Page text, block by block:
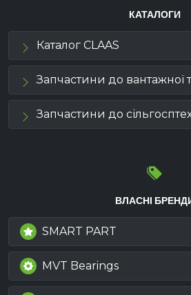
КАТАЛОГИ
Каталог CLAAS
Запчастини до вантажної
Запчастини до
ВЛАСНІ
SMART PART
MVT Bearings